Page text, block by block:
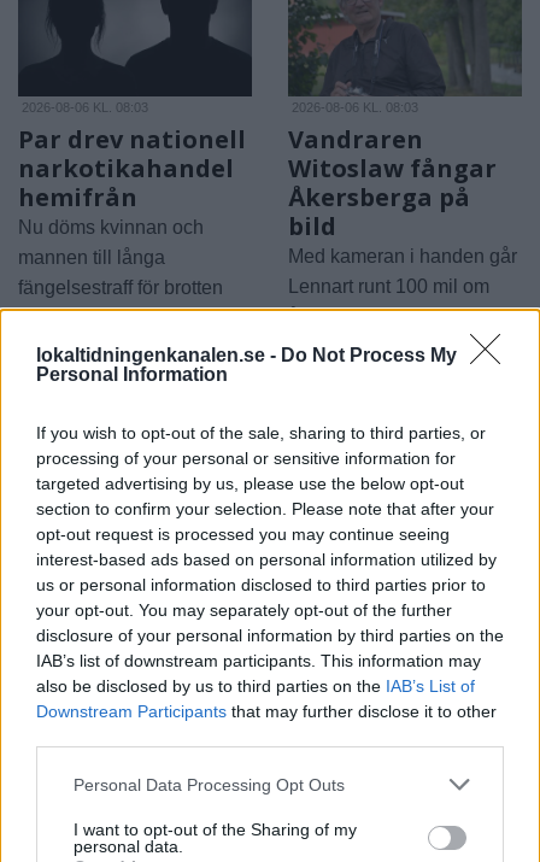
lokaltidningenkanalen.se - Do Not Process My
Personal Information
If you wish to opt-out of the sale, sharing to third parties, or
processing of your personal or sensitive information for
targeted advertising by us, please use the below opt-out
section to confirm your selection. Please note that after your
opt-out request is processed you may continue seeing
interest-based ads based on personal information utilized by
us or personal information disclosed to third parties prior to
your opt-out. You may separately opt-out of the further
disclosure of your personal information by third parties on the
IAB’s list of downstream participants. This information may
also be disclosed by us to third parties on the IAB’s List of
Downstream Participants that may further disclose it to other
Personal Data Processing Opt Outs
I want to opt-out of the Sharing of my
personal data.
2026-08-06 KL. 08:03
Par drev nationell
narkotikahandel
hemifrån
Nu döms kvinnan och
mannen till långa
fängelsestraff för brotten
2026-08-06 KL. 08:03
Vandraren
Witoslaw fångar
Åkersberga på
bild
Med kameran i handen går
Lennart runt 100 mil om
året och delar sina
upptäckter från hela
2026-08-06 KL. 08:03
Spelfestival
flyttar in i Folkets
Hus
Under två dagar i
september samlas gamla
Hammar ordnar spelevent
2026-08-06 KL. 08:03
SVT lanserar lokal
valkompass
Nu blir det enklare att ta
reda på vilket lokalt parti
som tycker mest som du